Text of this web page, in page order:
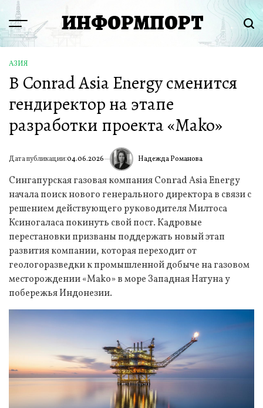
Перейти
содержимому
Menu ИНФОРМПОРТ
ОПУБЛИКОВАНО
В
АЗИЯ
В Conrad Asia Energy сменится
гендиректор на этапе
разработки проекта «Mako»
Дата публикации:04.06.2026 ИА Надежда Романова
Сингапурская газовая компания Conrad Asia Energy
начала поиск нового генерального директора в связи с
решением действующего руководителя Милтоса
Ксиногаласа покинуть свой пост. Кадровые
перестановки призваны поддержать новый этап
развития компании, которая переходит от
геологоразведки к промышленной добыче на газовом
месторождении «Mako» в море Западная Натуна у
побережья Индонезии.